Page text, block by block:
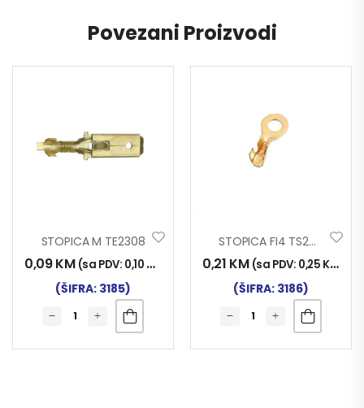
Povezani Proizvodi
STOPICA M TE2308
0,09KM (sa PDV: 0,10 KM
(ŠIFRA: 3185)
STOPICA FI4 TS2424
0,21 KM (sa PDV: 0,25 KM
(ŠIFRA: 3186)